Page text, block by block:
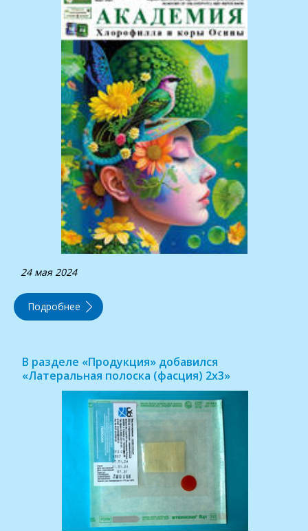
24 мая 2024
Подробнее
В разделе «Продукция» добавился
«Латеральная полоска (фасция) 2х3»